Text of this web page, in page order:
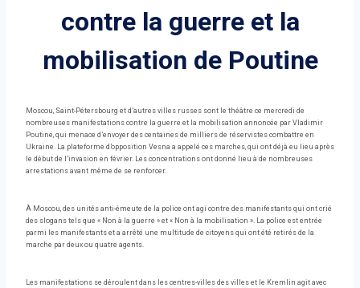
contre la guerre et la
mobilisation de Poutine
Moscou, Saint-Pétersbourg et d’autres villes russes sont le théâtre ce mercredi de
nombreuses manifestations contre la guerre et la mobilisation annoncée par Vladimir
Poutine, qui menace d’envoyer des centaines de milliers de réservistes combattre en
Ukraine. La plateforme d’opposition Vesna a appelé ces marches, qui ont déjà eu lieu après
le début de l’invasion en février. Les concentrations ont donné lieu à de nombreuses
arrestations avant même de se renforcer.
À Moscou, des unités anti-émeute de la police ont agi contre des manifestants qui ont crié
des slogans tels que « Non à la guerre » et « Non à la mobilisation ». La police est entrée
parmi les manifestants et a arrêté une multitude de citoyens qui ont été retirés de la
marche par deux ou quatre agents.
Les manifestations se déroulent dans les centres-villes des villes et le Kremlin agit avec